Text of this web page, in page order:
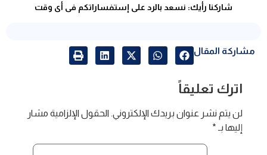
شاركنا رأيك: نسعد بالرد على إستفساراتكم فى أى وقت
مشاركة المقال
اترك تعليقاً
لن يتم نشر عنوان بريدك الإلكتروني. الحقول الإلزامية مشار
إليها بـ *